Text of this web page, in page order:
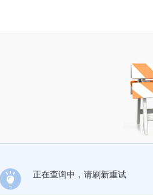
正在查询中，请刷新重试